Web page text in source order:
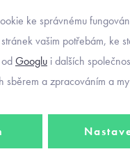
ke správnému
vašim potřebám, ke
Googlu i dalších
sběrem a zpracováním a